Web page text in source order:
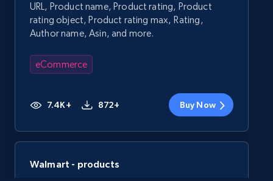
URL, Product name, Product rating, Product
rating object, Product rating max, Rating,
Author name, Asin, and more.
eCommerce
7.4K+ 872+ Buy Now
Walmart - products